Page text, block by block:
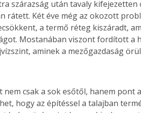
szárazság után tavaly
rátett. Két éve még az okozott
a termő réteg kiszáradt,
Mostanában viszont fordított a
aminek a mezőgazdaság
nem csak a sok esőtől, hanem pont
hogy az építéssel a talajban